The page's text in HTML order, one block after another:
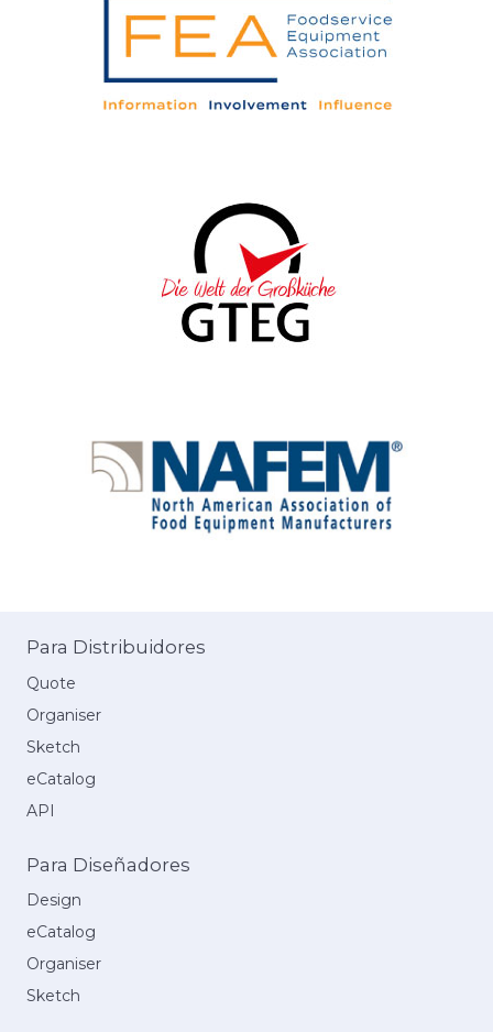
Para Distribuidores
Quote
Organiser
Sketch
eCatalog
API
Para Diseñadores
Design
eCatalog
Organiser
Sketch